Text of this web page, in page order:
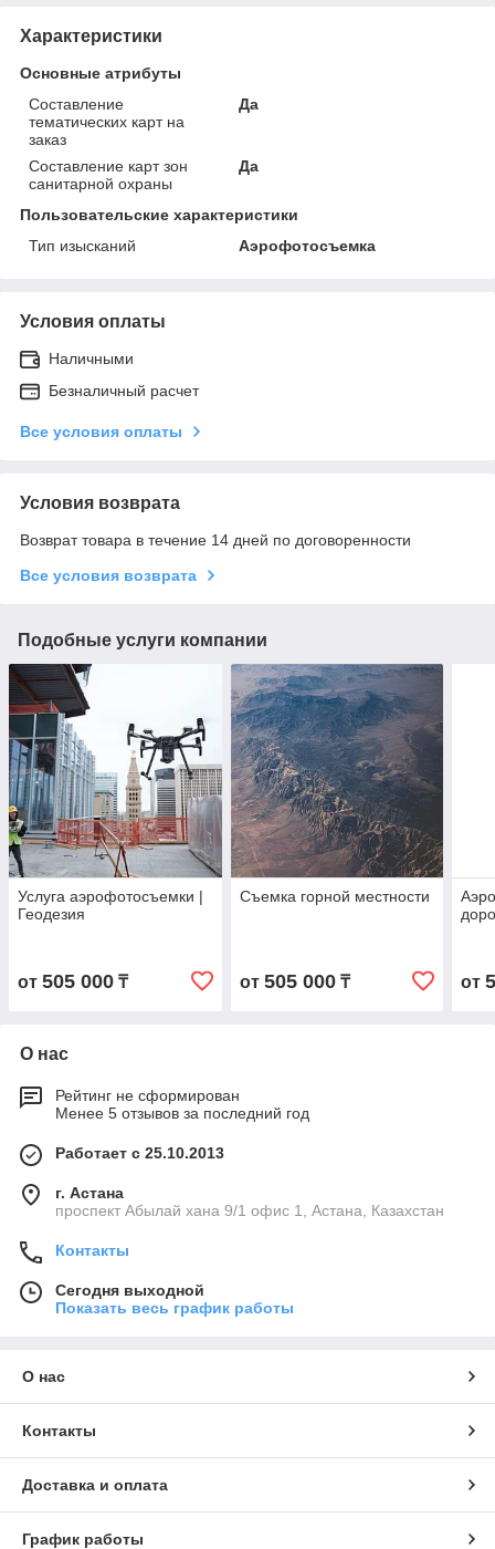
Характеристики
Основные атрибуты
Составление
тематических карт на
заказ
Да
Составление карт зон
санитарной охраны
Да
Пользовательские характеристики
Тип изысканий
Аэрофотосъемка
Условия оплаты
Наличными
Безналичный расчет
Все условия оплаты
Условия возврата
Возврат товара в течение 14 дней по договоренности
Все условия возврата
Подобные услуги компании
Услуга аэрофотосъемки |
Геодезия
от 505 000 ₸
Съемка горной местности
от 505 000₸ от
О нас
Рейтинг не сформирован
Менее 5 отзывов за последний год
Работает с 25.10.2013
г. Астана
проспект Абылай хана 9/1 офис 1, Астана, Казахстан
Контакты
Сегодня выходной
Показать весь график работы
О нас
Контакты
Доставка и оплата
График работы